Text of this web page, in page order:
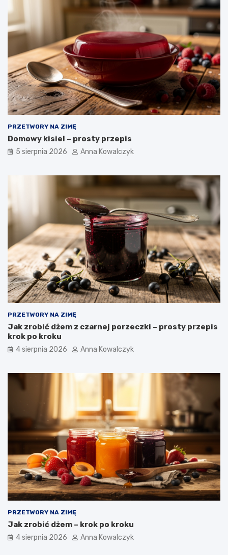
PRZETWORY NA ZIMĘ
Domowy kisiel – prosty przepis
5 sierpnia 2026 Anna Kowalczyk
PRZETWORY NA ZIMĘ
Jak zrobić dżem z czarnej porzeczki – prosty przepis
krok po kroku
4 sierpnia 2026 Anna Kowalczyk
PRZETWORY NA ZIMĘ
Jak zrobić dżem – krok po kroku
4 sierpnia 2026 Anna Kowalczyk